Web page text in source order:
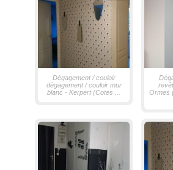
Dégagement / couloir
dégagement / couloir mur
blanc - Kerpert (Cotes ...
Ormes